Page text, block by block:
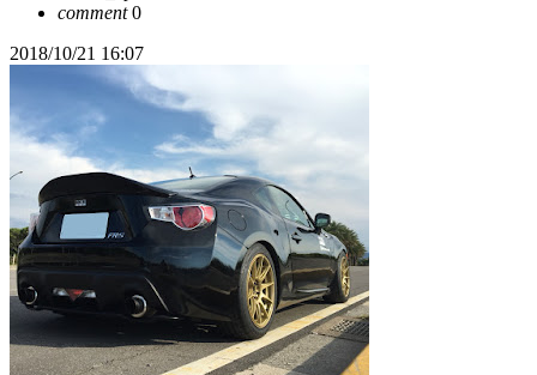
comment0
2018/10/21 16:07